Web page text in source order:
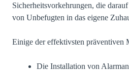
Sicherheitsvorkehrungen, die
von Unbefugten in das eigene
Einige der effektivsten präventiven
Die Installation von